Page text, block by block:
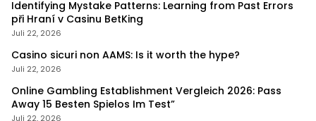
Identifying Mystake Patterns: Learning from Past Errors
při Hraní v Casinu BetKing
Juli 22, 2026
Casino sicuri non AAMS: Is it worth the hype?
Juli 22, 2026
Online Gambling Establishment Vergleich 2026: Pass
Away 15 Besten Spielos Im Test”
Juli 22, 2026